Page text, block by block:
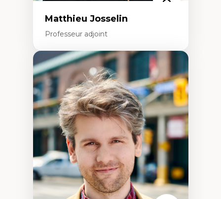
Matthieu Josselin
Professeur adjoint
Expertises
Ethnographie critique des environnements
d’apprentissage des étudiant.e.s
Approche transdisciplinaire des
compétences socioaffectives et
interculturelles
Didactique des langues secondes et
compétence pragmatique
Andragogie
Méthodologies de recherche qualitative